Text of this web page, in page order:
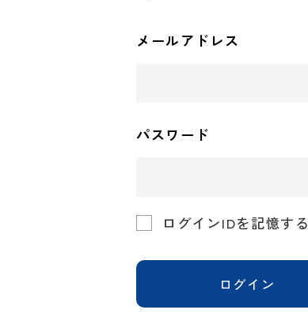
メールアドレス
パスワード
ログインIDを記憶する
ログイン